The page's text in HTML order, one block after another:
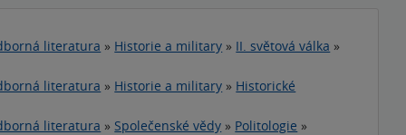
literatura » Historie a military » II. světová válka »
literatura » Historie a military » Historické
literatura » Společenské vědy » Politologie »